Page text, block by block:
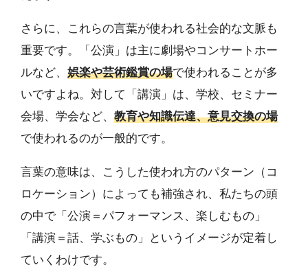
さらに、これらの言葉が使われる社会的な文脈も
重要です。「公演」は主に劇場やコンサートホー
ルなど、 娯楽や芸術鑑賞の場で使われることが多
いですよね。対して「講演」は、学校、セミナー
会場、学会など、 教育や知識伝達、意見交換の場
で使われるのが一般的です。
言葉の意味は、こうした使われ方のパターン（コ
ロケーション）によっても補強され、私たちの頭
の中で「公演＝パフォーマンス、楽しむもの」
「講演＝話、学ぶもの」というイメージが定着し
ていくわけです。